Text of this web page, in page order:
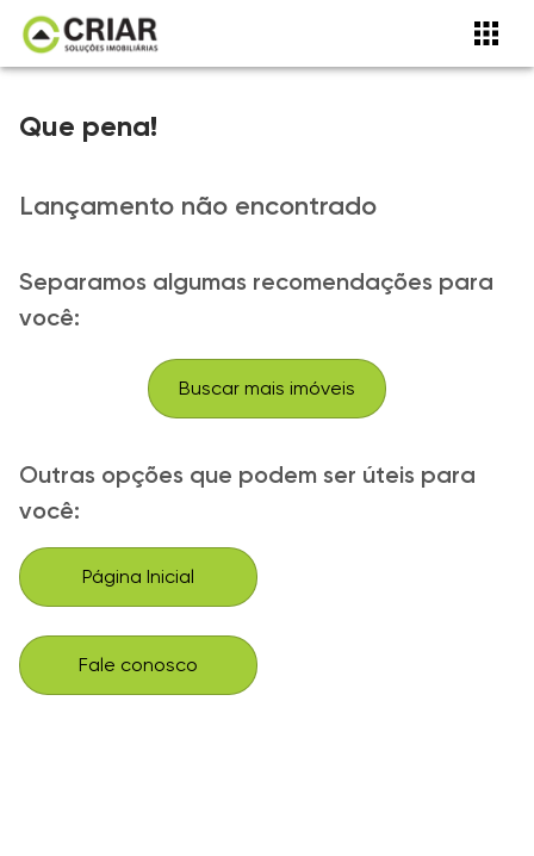
Que pena!
Lançamento não encontrado
Separamos algumas recomendações para
você:
Buscar mais imóveis
Outras opções que podem ser úteis para
você:
Página Inicial
Fale conosco